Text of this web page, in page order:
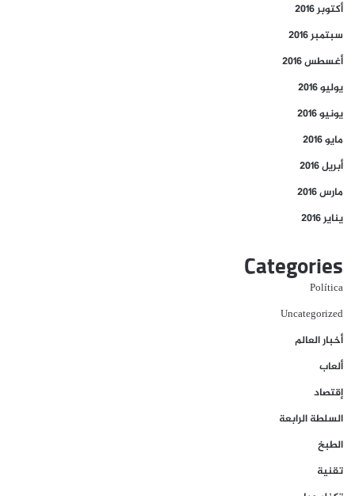
أكتوبر 2016
سبتمبر 2016
أغسطس 2016
يوليو 2016
يونيو 2016
مايو 2016
أبريل 2016
مارس 2016
يناير 2016
Categories
Política
Uncategorized
أخبار العالم
ألعاب
إقتصاد
السلطة الرابعة
الطبخ
تقنية